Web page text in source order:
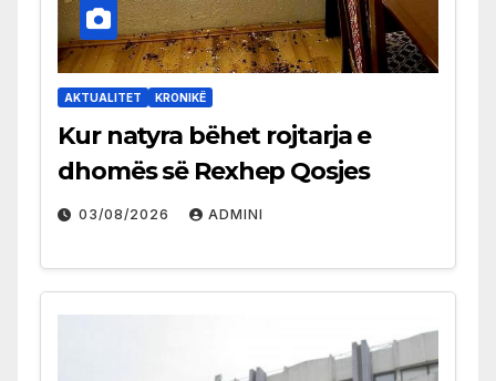
AKTUALITET KRONIKË
Kur natyra bëhet rojtarja e
dhomës së Rexhep Qosjes
03/08/2026 ADMINI